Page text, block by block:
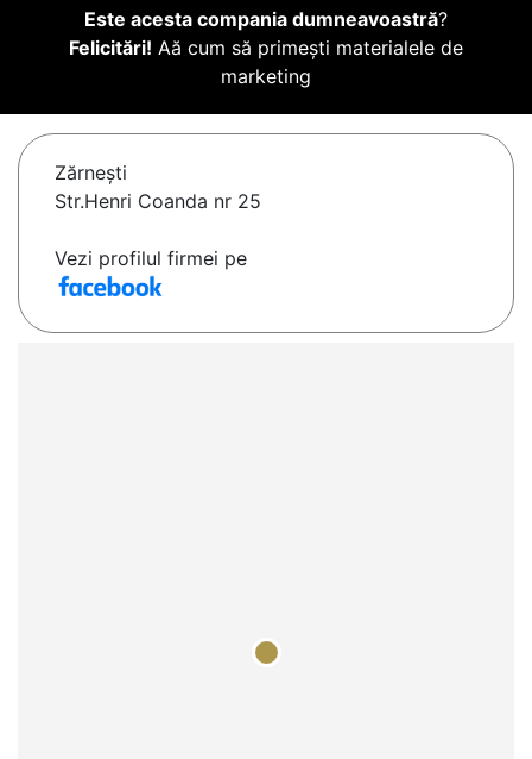
Este acesta compania dumneavoastră?
Felicitări! Aă cum să primești materialele de
marketing
Zărneşti
Str.Henri Coanda nr 25
Vezi profilul firmei pe